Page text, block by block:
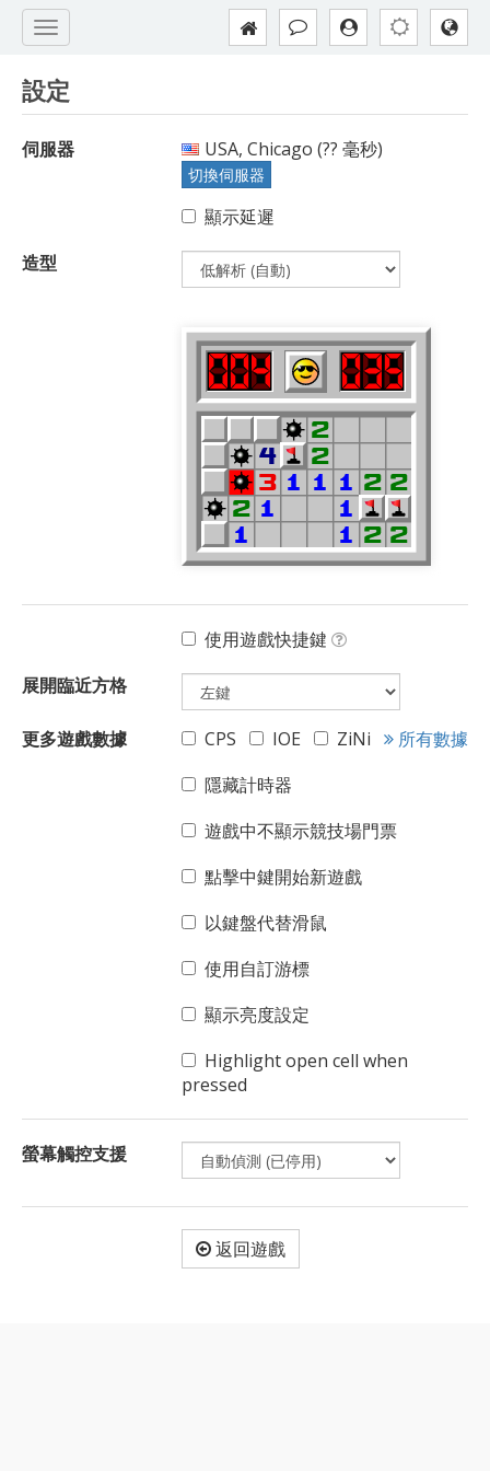
設定
伺服器 USA, Chicago (?? 毫秒)
切換伺服器
顯示延遲
造型
使用遊戲快捷鍵
展開臨近方格
更多遊戲數據 CPS IOE ZiNi
所有數據
隱藏計時器
遊戲中不顯示競技場門票
點擊中鍵開始新遊戲
以鍵盤代替滑鼠
使用自訂游標
顯示亮度設定
Highlight open cell when
pressed
螢幕觸控支援
返回遊戲